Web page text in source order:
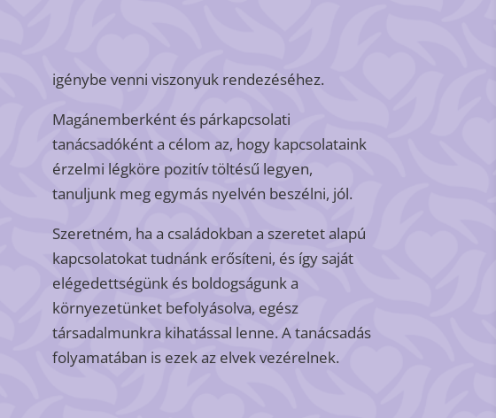
igénybe venni viszonyuk rendezéséhez.
Magánemberként és párkapcsolati
tanácsadóként a célom az, hogy kapcsolataink
érzelmi légköre pozitív töltésű legyen,
tanuljunk meg egymás nyelvén beszélni, jól.
Szeretném, ha a családokban a szeretet alapú
kapcsolatokat tudnánk erősíteni, és így saját
elégedettségünk és boldogságunk a
környezetünket befolyásolva, egész
társadalmunkra kihatással lenne. A tanácsadás
folyamatában is ezek az elvek vezérelnek.